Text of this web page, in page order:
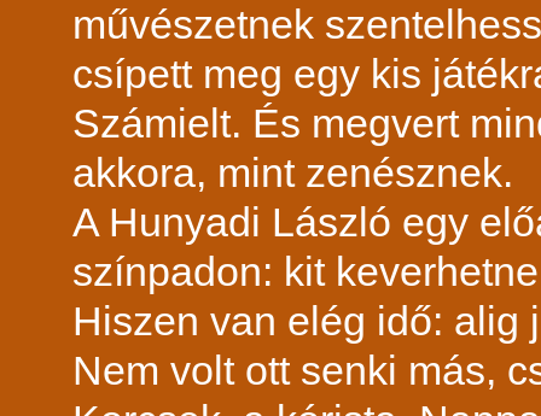
művészetnek
csípett meg egy kis
Számielt. És megvert
akkora, mint zenésznek.
A Hunyadi László egy
színpadon: kit
Hiszen van elég idő: alig
Nem volt ott senki más,